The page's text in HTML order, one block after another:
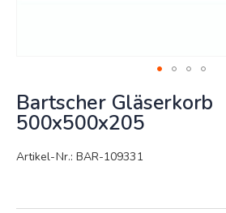
zum
Anfang
der
Bildergalerie
Bartscher Gläserkorb
500x500x205
Artikel-Nr.: BAR-109331